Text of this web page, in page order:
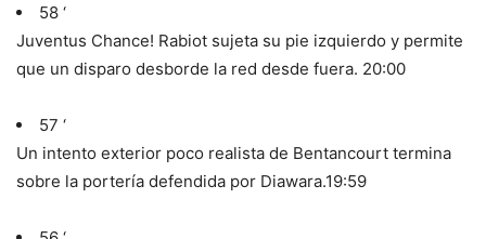
58 ‘
Juventus Chance! Rabiot sujeta su pie izquierdo y permite
que un disparo desborde la red desde fuera. 20:00
57 ‘
Un intento exterior poco realista de Bentancourt termina
sobre la portería defendida por Diawara.19:59